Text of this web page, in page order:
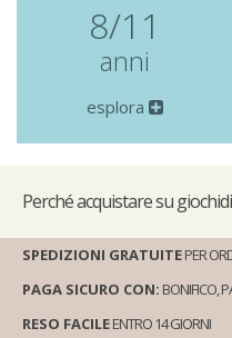
8/11
anni
esplora
Perchéacquistare su
SPEDIZIONI GRATUITEPER
PAGA SICURO CON: BONIFICO,
RESO FACILEENTRO 14 GIORNI